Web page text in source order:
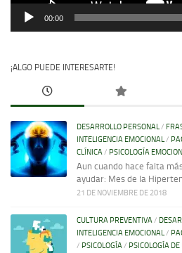
00:00
¡ALGO PUEDE INTERESARTE!
DESARROLLO PERSONAL/
INTELIGENCIA EMOCIONAL/
CLÍNICA/ PSICOLOGÍA
Aun cuando hace falta
ayudar: Mes de la
21 DE NOVIEMBRE DE 2018
CULTURA PREVENTIVA/
INTELIGENCIA EMOCIONAL/
/ PSICOLOGÍA/ PSICOLOGÍA